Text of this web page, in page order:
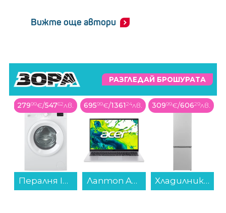
Вижте още автори
РАЗГЛЕДАЙ БРОШУРАТА
27999€/54762лв.
Пералня Indesit IM 762 MY TIME EE , 1200 об./мин., 7.00 kg, A , Бял...
69599€/136124лв.
Лаптоп ACER ASPIRE GO 16 AG16-71P-70SZ NX.JTHEX.003 , 16 , 16.00 , 512GB SSD , Intel Core 7 Processor 150U (10 cores) , Intel Graphics , Без OS...
30999€/60629лв.
Хладилник с фризер Sharp SJ-FBB05DTXWE , 288 l, E , Бял , Статична...